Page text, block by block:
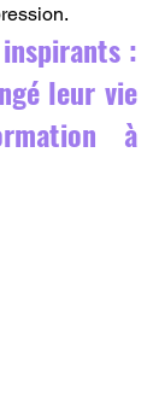
:
leur vie
à